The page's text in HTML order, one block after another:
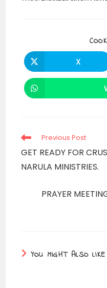
Opens
in
a
X
Read
articles
Previous Post
GET READY FOR
NARULA MINISTRIES.
PRAYER
YOU MIGHT ALSO LIKE